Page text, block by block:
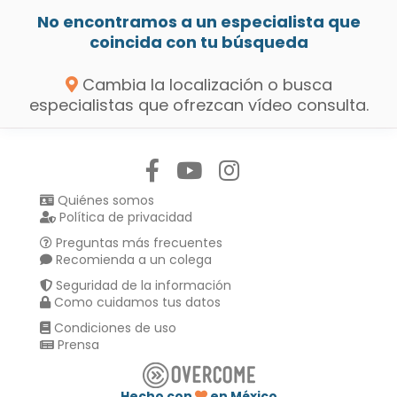
No encontramos a un especialista que
coincida con tu búsqueda
Cambia la localización o busca
especialistas que ofrezcan vídeo consulta.
Quiénes somos
Política de privacidad
Preguntas más frecuentes
Recomienda a un colega
Seguridad de la información
Como cuidamos tus datos
Condiciones de uso
Prensa